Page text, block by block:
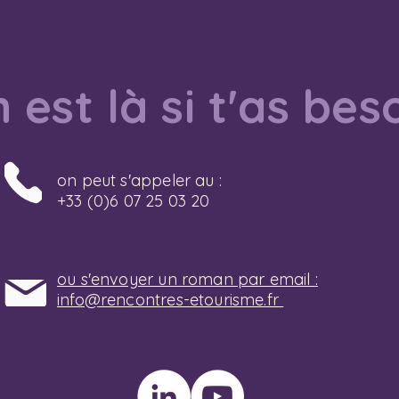
est là si t'as
on peut s'appeler au :
+33 (0)6 07 25 03 20
ou s'envoyer un roman par email :
info@rencontres-etourisme.fr